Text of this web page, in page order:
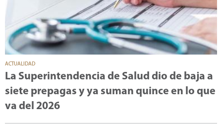
ACTUALIDAD
La Superintendencia de Salud dio de baja a
siete prepagas y ya suman quince en lo que
va del 2026